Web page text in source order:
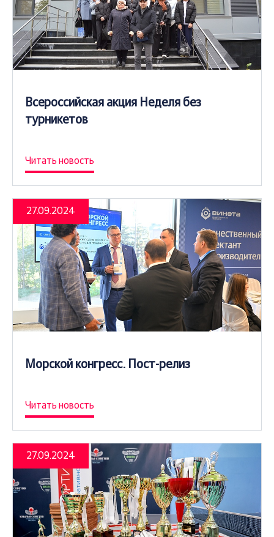
Всероссийская акция Неделя без
турникетов
Читать новость
27.09.2024
Морской конгресс. Пост-релиз
Читать новость
27.09.2024